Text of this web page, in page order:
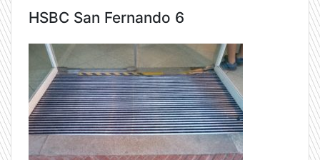
HSBC San Fernando 6